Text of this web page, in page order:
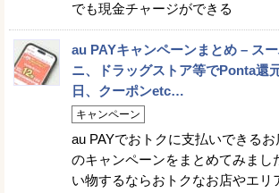
でも現金チャージができる
au PAYキャンペーンまとめ – ス
ニ、ドラッグストア等でPonta還
日、クーポンetc…
キャンペーン
au PAYでおトクに支払いできる
のキャンペーンをまとめてみまし
い物するならおトクなお店やエリ